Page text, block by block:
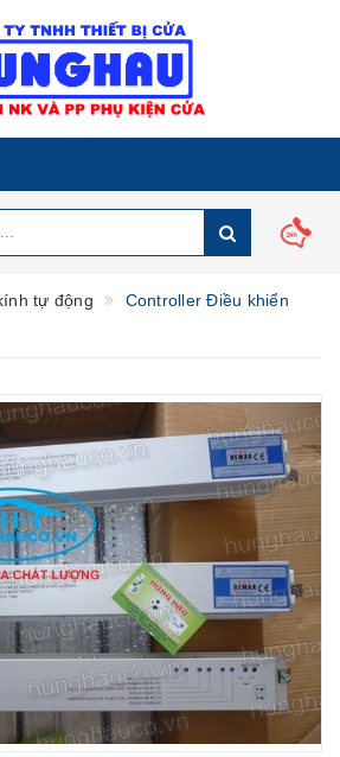
tự động
Controller Điều khiển